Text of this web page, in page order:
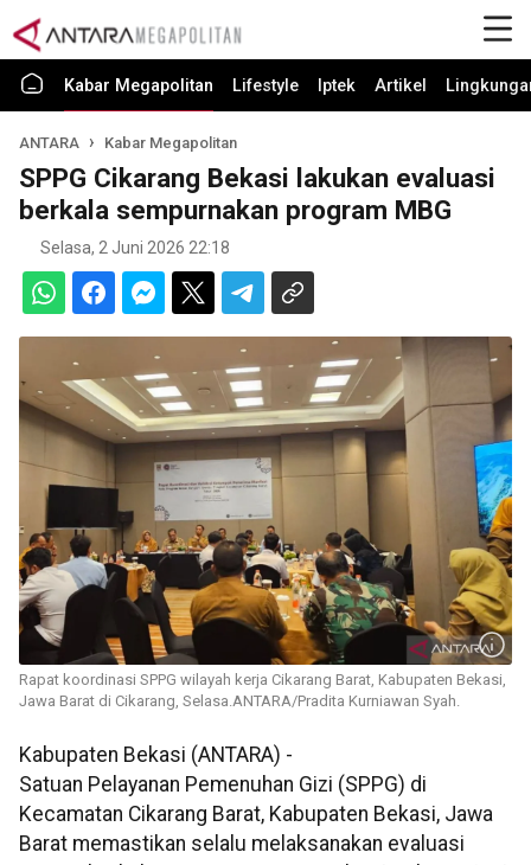
Kabar Megapolitan Lifestyle Iptek Artikel
ANTARA Kabar Megapolitan
SPPG Cikarang Bekasi lakukan evaluasi
berkala sempurnakan program MBG
Selasa, 2 Juni 2026 22:18
Rapat koordinasi SPPG wilayah kerja Cikarang Barat, Kabupaten Bekasi,
Jawa Barat di Cikarang, Selasa.ANTARA/Pradita Kurniawan Syah.
Kabupaten Bekasi (ANTARA) -
Satuan Pelayanan Pemenuhan Gizi (SPPG) di
Kecamatan Cikarang Barat, Kabupaten Bekasi, Jawa
Barat memastikan selalu melaksanakan evaluasi